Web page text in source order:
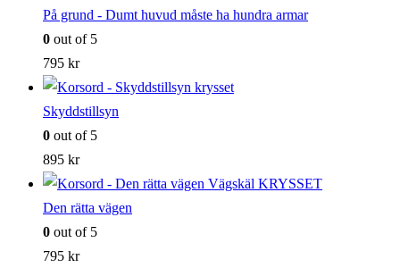
På grund - Dumt huvud måste ha hundra armar
0 out of 5
795 kr
Skyddstillsyn
0 out of 5
895 kr
Den rätta vägen
0 out of 5
795 kr